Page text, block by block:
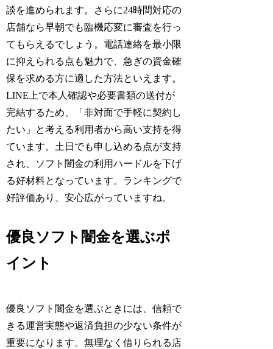
談を進められます。さらに24時間対応の
店舗なら早朝でも臨機応変に審査を行っ
てもらえるでしょう。電話連絡を最小限
に抑えられる点も魅力で、急ぎの資金確
保を求める方に適した方法といえます。
LINE上で本人確認や必要書類の送付が
完結するため、「非対面で手軽に契約し
たい」と考える利用者から高い支持を得
ています。土日でも申し込める点が支持
され、ソフト闇金の利用ハードルを下げ
る好材料となっています。ランキングで
好評価あり、安心広がっていますね。
優良ソフト闇金を選ぶポ
イント
優良ソフト闇金を選ぶときには、信頼で
きる運営実態や返済負担の少ない条件が
重要になります。無理なく借りられる店